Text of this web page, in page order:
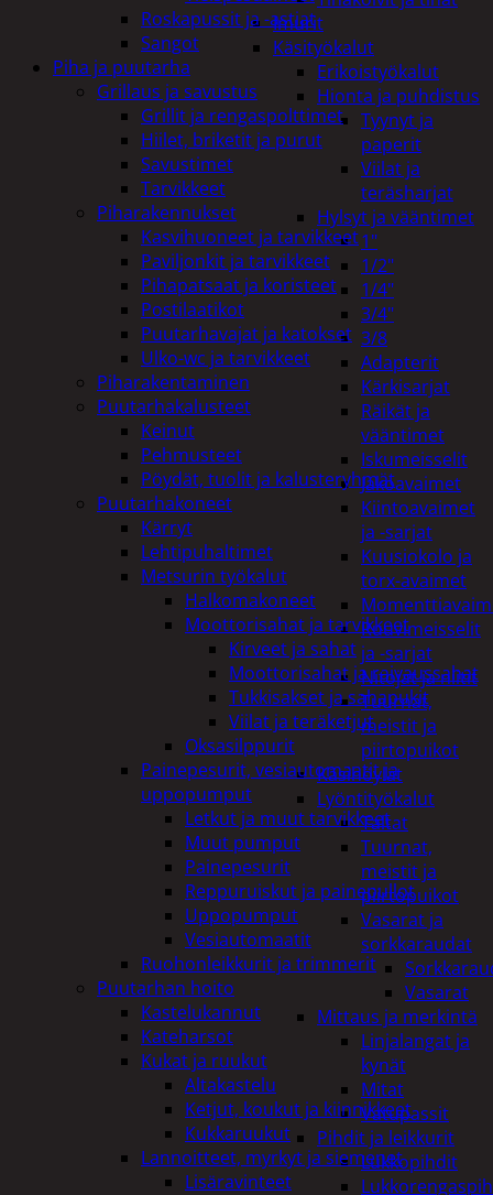
Imurit
Käsityökalut
Erikoistyökalut
Hionta ja puhdistus
Tyynyt ja
paperit
Viilat ja
teräsharjat
Hylsyt ja vääntimet
1"
1/2"
1/4"
3/4"
3/8
Adapterit
Kärkisarjat
Räikät ja
vääntimet
Iskumeisselit
Jakoavaimet
Kiintoavaimet
ja -sarjat
Kuusiokolo ja
torx-avaimet
Ruuvimeisselit
ja -sarjat
Nitojat ja niitit
Tuurnat,
meistit ja
piirtopuikot
Käsihöylät
Lyöntityökalut
Taltat
Tuurnat,
meistit ja
piirtopuikot
Vasarat ja
sorkkaraudat
Vasarat
Mittaus ja merkintä
Linjalangat ja
kynät
Mitat
Vatupassit
Pihdit ja leikkurit
Lukkopihdit
Roskapussit ja -astiat
Sangot
Piha ja puutarha
Grillaus ja savustus
Grillit ja rengaspolttimet
Hiilet, briketit ja purut
Savustimet
Tarvikkeet
Piharakennukset
Kasvihuoneet ja tarvikkeet
Paviljonkit ja tarvikkeet
Pihapatsaat ja koristeet
Postilaatikot
Puutarhavajat ja katokset
Ulko-wc ja tarvikkeet
Piharakentaminen
Puutarhakalusteet
Keinut
Pehmusteet
Pöydät, tuolit ja kalusteryhmät
Puutarhakoneet
Kärryt
Lehtipuhaltimet
Metsurin työkalut
Halkomakoneet
Moottorisahat ja tarvikkeet
Kirveet ja sahat
Moottorisahat ja raivaussahat
Tukkisakset ja sahapukit
Viilat ja teräketjut
Oksasilppurit
Painepesurit, vesiautomaatit ja
uppopumput
Letkut ja muut tarvikkeet
Muut pumput
Painepesurit
Reppuruiskut ja painepullot
Uppopumput
Vesiautomaatit
Ruohonleikkurit ja trimmerit
Puutarhan hoito
Kastelukannut
Kateharsot
Kukat ja ruukut
Altakastelu
Ketjut, koukut ja kiinnikkeet
Kukkaruukut
Lannoitteet, myrkyt ja siemenet
Lisäravinteet